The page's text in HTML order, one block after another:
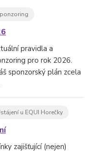
pravidla a
pro rok 2026.
sponzorský plán zcela
u EQUI Horečky
zajišťující (nejen)